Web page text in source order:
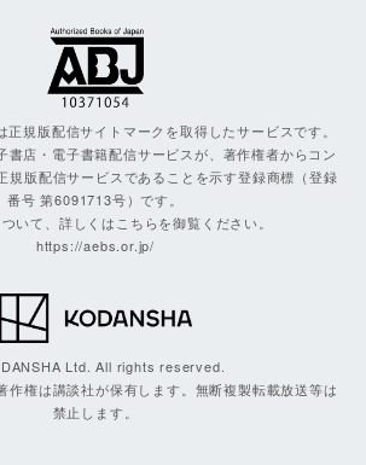
規版配信サイトマークを取得したサービスです。
書店・電子書籍配信サービスが、著作権者からコン
規版配信サービスであることを示す登録商標（登録
番号 第6091713号）です。
いて、詳しくはこちらを御覧ください。
https://aebs.or.jp/
Ltd. All rights reserved.
作権は講談社が保有します。無断複製転載放送等は
禁止します。